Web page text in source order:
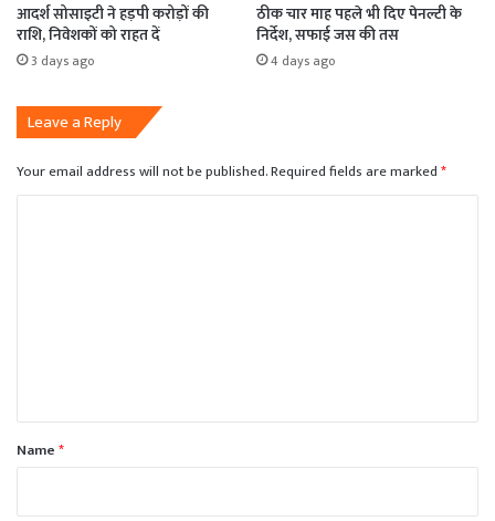
आदर्श सोसाइटी ने हड़पी करोड़ों की
राशि, निवेशकों को राहत दें
3 days ago
ठीक चार माह पहले भी दिए पेनल्टी के
निर्देश, सफाई जस की तस
4 days ago
Leave a Reply
Your email address will not be published.Required fields are marked*
*Name*